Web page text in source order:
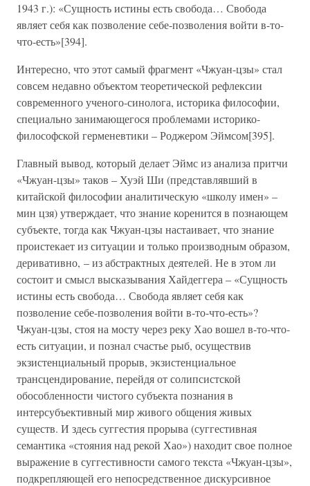
1943 г.): «Сущность истины есть свобода… Свобода
являет себя как позволение себе-позволения войти в-то-
что-есть»[394].
Интересно, что этот самый фрагмент «Чжуан-цзы» стал
совсем недавно объектом теоретической рефлексии
современного ученого-синолога, историка философии,
специально занимающегося проблемами историко-
философской герменевтики – Роджером Эймсом[395].
Главный вывод, который делает Эймс из анализа притчи
«Чжуан-цзы» таков – Хуэй Ши (представлявший в
китайской философии аналитическую «школу имен» –
мин цзя) утверждает, что знание коренится в познающем
субъекте, тогда как Чжуан-цзы настаивает, что знание
проистекает из ситуации и только производным образом,
деривативно, – из абстрактных деятелей. Не в этом ли
состоит и смысл высказывания Хайдеггера – «Сущность
истины есть свобода… Свобода являет себя как
позволение себе-позволения войти в-то-что-есть»?
Чжуан-цзы, стоя на мосту через реку Хао вошел в-то-что-
есть ситуации, и познал счастье рыб, осуществив
экзистенциальный прорыв, экзистенциальное
трансцендирование, перейдя от солипсистской
обособленности чистого субъекта познания в
интерсубъективный мир живого общения живых
существ. И здесь суггестия прорыва (суггестивная
семантика «стояния над рекой Хао») находит свое полное
выражение в суггестивности самого текста «Чжуан-цзы»,
подкрепляющей его непосредственное дискурсивное